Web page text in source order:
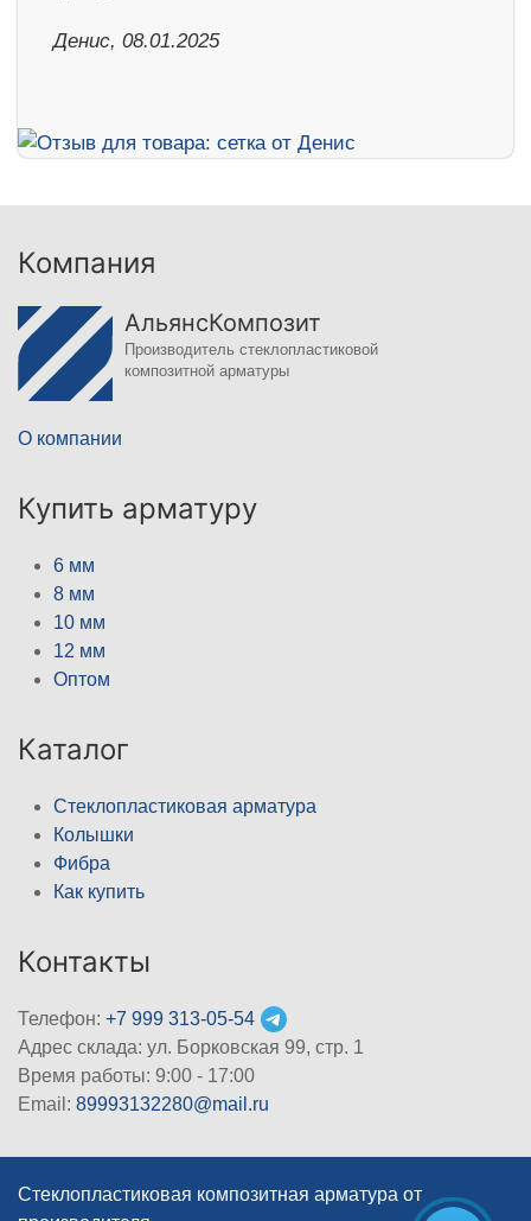
Денис, 08.01.2025
Компания
АльянсКомпозит
Производитель стеклопластиковой
композитной арматуры
О компании
Купить арматуру
6 мм
8 мм
10 мм
12 мм
Оптом
Каталог
Стеклопластиковая арматура
Колышки
Фибра
Как купить
Контакты
Телефон: +7 999 313-05-54
Адрес склада: ул. Борковская 99, стр. 1
Время работы: 9:00 - 17:00
Email: 89993132280@mail.ru
Стеклопластиковая композитная арматура от